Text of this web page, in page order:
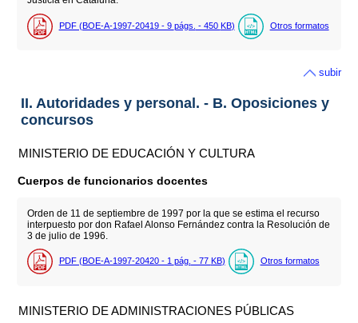
PDF (BOE-A-1997-20419 - 9 págs. - 450 KB) Otros formatos
subir
II. Autoridades y personal. - B. Oposiciones y
concursos
MINISTERIO DE EDUCACIÓN Y CULTURA
Cuerpos de funcionarios docentes
Orden de 11 de septiembre de 1997 por la que se estima el recurso
interpuesto por don Rafael Alonso Fernández contra la Resolución de
3 de julio de 1996.
PDF (BOE-A-1997-20420 - 1 pág. - 77 KB) Otros formatos
MINISTERIO DE ADMINISTRACIONES PÚBLICAS